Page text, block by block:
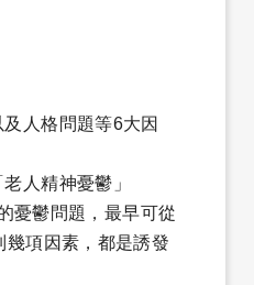
人格問題等6大因
人精神憂鬱」
憂鬱問題，最早可從
項因素，都是誘發